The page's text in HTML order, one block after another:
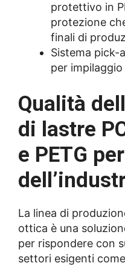
protettivo in
protezione
finali di
Sistema pick-
per
Qualità
di lastre
e PETG
La linea di
ottica è una
per rispondere con
settori esigenti